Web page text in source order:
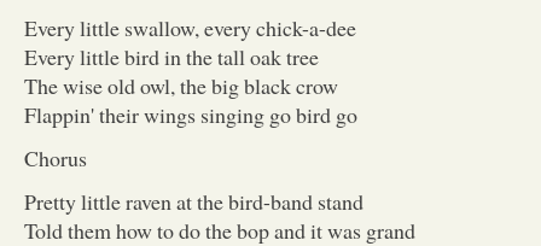
Every little swallow, every chick-a-dee
Every little bird in the tall oak tree
The wise old owl, the big black crow
Flappin' their wings singing go bird go
Chorus
Pretty little raven at the bird-band stand
Told them how to do the bop and it was grand